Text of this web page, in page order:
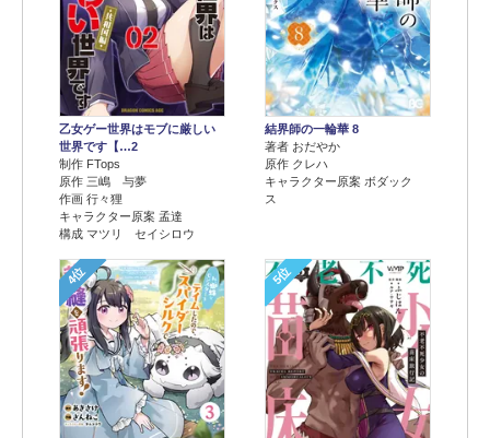
乙女ゲー世界はモブに厳しい
世界です【…2
制作 FTops
原作 三嶋 与夢
作画 行々狸
キャラクター原案 孟達
構成 マツリ セイシロウ
結界師の一輪華 8
著者 おだやか
原作 クレハ
キャラクター原案 ボダック
ス
4位 5位